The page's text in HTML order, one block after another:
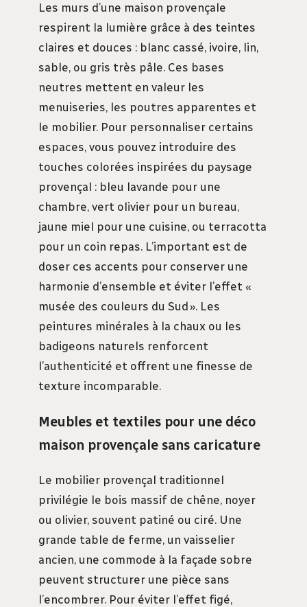
Les murs d’une maison provençale
respirent la lumière grâce à des teintes
claires et douces : blanc cassé, ivoire, lin,
sable, ou gris très pâle. Ces bases
neutres mettent en valeur les
menuiseries, les poutres apparentes et
le mobilier. Pour personnaliser certains
espaces, vous pouvez introduire des
touches colorées inspirées du paysage
provençal : bleu lavande pour une
chambre, vert olivier pour un bureau,
jaune miel pour une cuisine, ou terracotta
pour un coin repas. L’important est de
doser ces accents pour conserver une
harmonie d’ensemble et éviter l’effet «
musée des couleurs du Sud ». Les
peintures minérales à la chaux ou les
badigeons naturels renforcent
l’authenticité et offrent une finesse de
texture incomparable.
Meubles et textiles pour une déco
maison provençale sans caricature
Le mobilier provençal traditionnel
privilégie le bois massif de chêne, noyer
ou olivier, souvent patiné ou ciré. Une
grande table de ferme, un vaisselier
ancien, une commode à la façade sobre
peuvent structurer une pièce sans
l’encombrer. Pour éviter l’effet figé,